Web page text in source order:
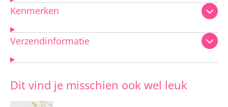
Kenmerken
Verzendinformatie
Dit vind je misschien ook wel leuk